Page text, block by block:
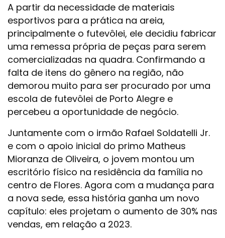
A partir da necessidade de materiais
esportivos para a prática na areia,
principalmente o futevôlei, ele decidiu fabricar
uma remessa própria de peças para serem
comercializadas na quadra. Confirmando a
falta de itens do gênero na região, não
demorou muito para ser procurado por uma
escola de futevôlei de Porto Alegre e
percebeu a oportunidade de negócio.
Juntamente com o irmão Rafael Soldatelli Jr.
e com o apoio inicial do primo Matheus
Mioranza de Oliveira, o jovem montou um
escritório físico na residência da família no
centro de Flores. Agora com a mudança para
a nova sede, essa história ganha um novo
capítulo: eles projetam o aumento de 30% nas
vendas, em relação a 2023.